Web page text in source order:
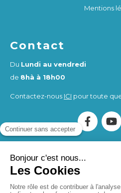
Mentions
Contact
Du Lundi au vendredi
de 8hà à 18h00
Contactez-nous ICI pour toute
Association Humankind
00014
. Organisme de
numéro d'activité
Humankind Wellbeing SAS